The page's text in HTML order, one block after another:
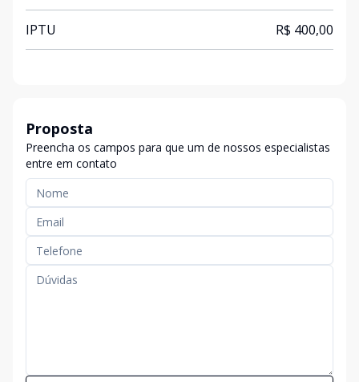
IPTU R$ 400,00
Proposta
Preencha os campos para que um de nossos especialistas
entre em contato